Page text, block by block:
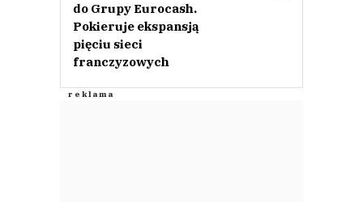
do Grupy Eurocash.
Pokieruje ekspansją
pięciu sieci
franczyzowych